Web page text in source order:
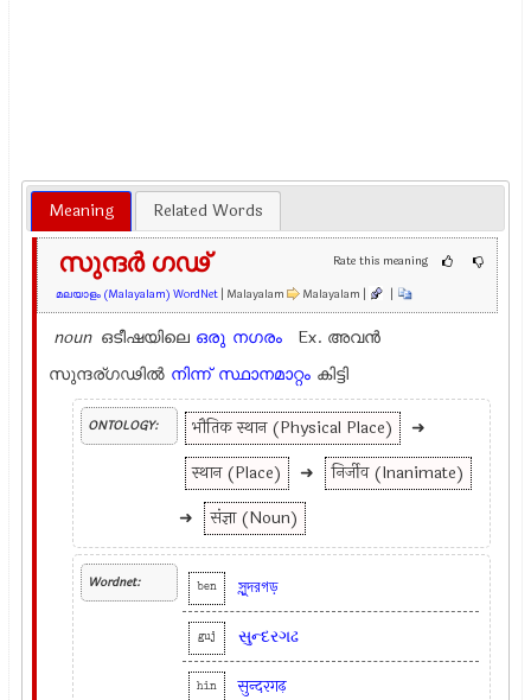
Meaning Related Words
Rate this meaning
സുന്ദര്‍ ഗഢ്
മലയാളം (Malayalam) WordNet | Malayalam Malayalam | |
noun ഒടീഷയിലെ ഒരു നഗരം Ex. അവന്‍
സുന്ദര്ഗഢില്‍ നിന്ന് സ്ഥാനമാറ്റം കിട്ടി
ONTOLOGY: भौतिक स्थान (Physical Place)
➜
स्थान (Place)
➜
निर्जीव (Inanimate)
➜
संज्ञा (Noun)
Wordnet: ben সুন্দরগড়
guj સુન્દરગઢ
hin सुन्दरगढ़